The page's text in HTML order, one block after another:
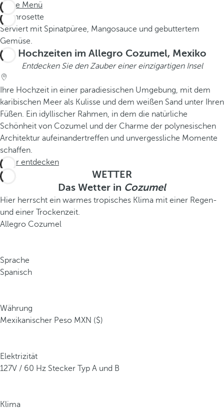
Siehe Menü
Fischrosette
Serviert mit Spinatpüree, Mangosauce und gebuttertem
Gemüse.
Hochzeiten im Allegro Cozumel, Mexiko
Entdecken Sie den Zauber einer einzigartigen Insel
Ihre Hochzeit in einer paradiesischen Umgebung, mit dem
karibischen Meer als Kulisse und dem weißen Sand unter Ihren
Füßen. Ein idyllischer Rahmen, in dem die natürliche
Schönheit von Cozumel und der Charme der polynesischen
Architektur aufeinandertreffen und unvergessliche Momente
schaffen.
Mehr entdecken
WETTER
Das Wetter in Cozumel
Hier herrscht ein warmes tropisches Klima mit einer Regen-
und einer Trockenzeit.
Allegro Cozumel
Sprache
Spanisch
Währung
Mexikanischer Peso MXN ($)
Elektrizität
127V / 60 Hz Stecker Typ A und B
Klima